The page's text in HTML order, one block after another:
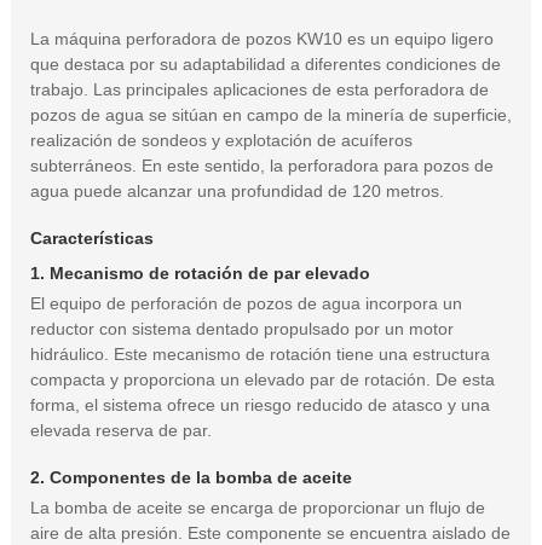
La máquina perforadora de pozos KW10 es un equipo ligero
que destaca por su adaptabilidad a diferentes condiciones de
trabajo. Las principales aplicaciones de esta perforadora de
pozos de agua se sitúan en campo de la minería de superficie,
realización de sondeos y explotación de acuíferos
subterráneos. En este sentido, la perforadora para pozos de
agua puede alcanzar una profundidad de 120 metros.
Características
1. Mecanismo de rotación de par elevado
El equipo de perforación de pozos de agua incorpora un
reductor con sistema dentado propulsado por un motor
hidráulico. Este mecanismo de rotación tiene una estructura
compacta y proporciona un elevado par de rotación. De esta
forma, el sistema ofrece un riesgo reducido de atasco y una
elevada reserva de par.
2. Componentes de la bomba de aceite
La bomba de aceite se encarga de proporcionar un flujo de
aire de alta presión. Este componente se encuentra aislado de